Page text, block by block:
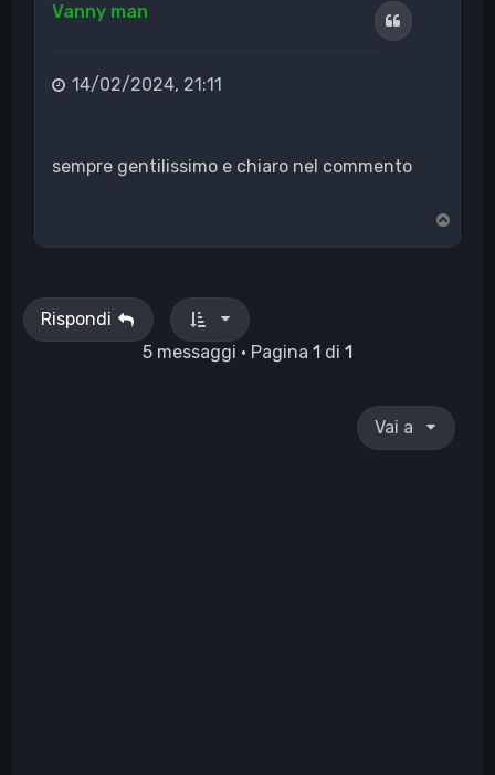
Vanny man
Cita
14/02/2024, 21:11
sempre gentilissimo e chiaro nel commento
o
Rispondi
5 messaggi • Pagina 1 di 1
Vai a